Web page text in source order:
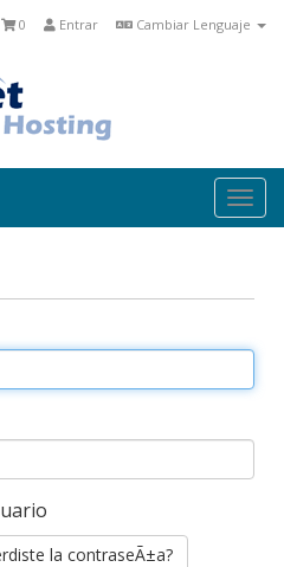
Cambiar Lenguaje
Entrar
0
la contraseÃ±a?